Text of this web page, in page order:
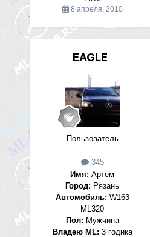
8 апреля, 2010
EAGLE
Пользователь
345
Имя: Артём
Город: Рязань
Автомобиль: W163
ML320
Пол: Мужчина
Владею ML: 3 годика